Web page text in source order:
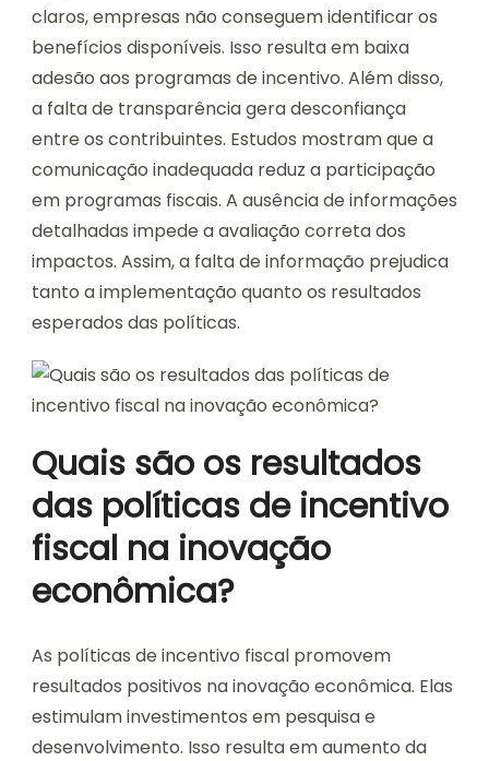
claros, empresas não conseguem identificar os
benefícios disponíveis. Isso resulta em baixa
adesão aos programas de incentivo. Além disso,
a falta de transparência gera desconfiança
entre os contribuintes. Estudos mostram que a
comunicação inadequada reduz a participação
em programas fiscais. A ausência de informações
detalhadas impede a avaliação correta dos
impactos. Assim, a falta de informação prejudica
tanto a implementação quanto os resultados
esperados das políticas.
Quais são os resultados
das políticas de incentivo
fiscal na inovação
econômica?
As políticas de incentivo fiscal promovem
resultados positivos na inovação econômica. Elas
estimulam investimentos em pesquisa e
desenvolvimento. Isso resulta em aumento da